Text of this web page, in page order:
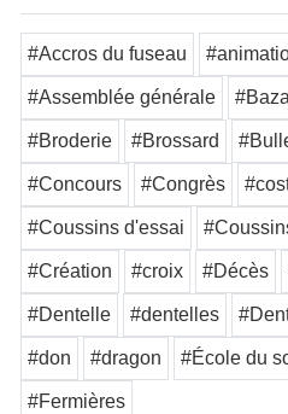
#Accros du fuseau
#Assemblée générale
#Broderie #Brossard
#Concours #Congrès
#Coussins d'essai
#Création #croix #Décès
#Dentelle #dentelles
#don #dragon #École du
#Fermières